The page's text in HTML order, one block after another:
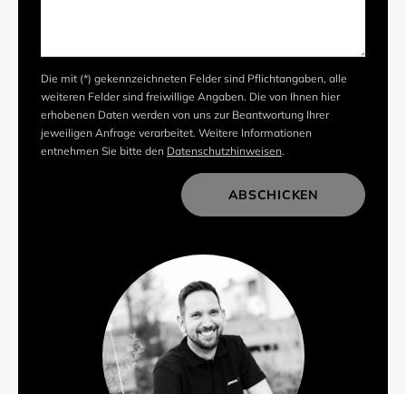
Die mit (*) gekennzeichneten Felder sind Pflichtangaben, alle
weiteren Felder sind freiwillige Angaben. Die von Ihnen hier
erhobenen Daten werden von uns zur Beantwortung Ihrer
jeweiligen Anfrage verarbeitet. Weitere Informationen
entnehmen Sie bitte den Datenschutzhinweisen.
ABSCHICKEN